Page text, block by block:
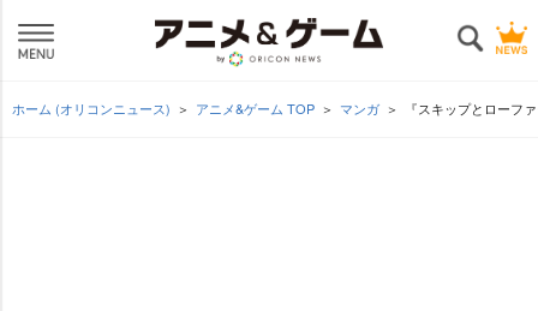
ホーム (オリコンニュース) アニメ&ゲーム TOP マンガ 『スキップとローフ